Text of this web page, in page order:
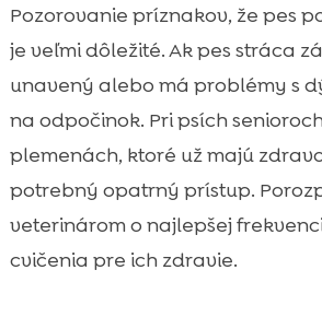
Pozorovanie príznakov, že pes
je veľmi dôležité. Ak pes stráca
unavený alebo má problémy s
na odpočinok. Pri psích
plemenách, ktoré už majú
potrebný opatrný prístup.
veterinárom o najlepšej
cvičenia pre ich zdravie.